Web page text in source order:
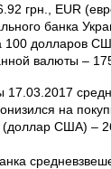
грн., EUR
банка
100 долларов
валюты –
17.03.2017
на
(доллар США) –